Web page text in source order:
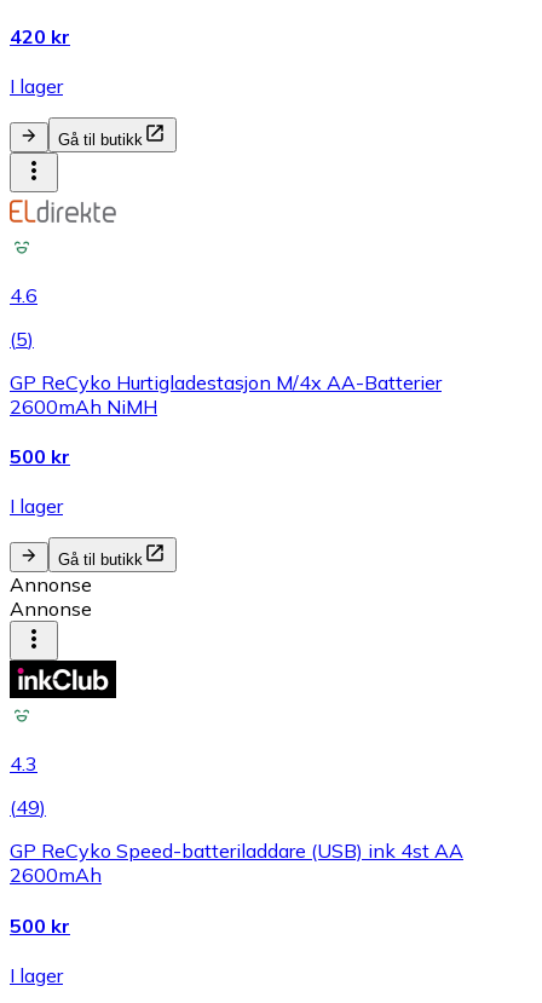
420 kr
I lager
Gå til butikk
4.6
(5)
GP ReCyko Hurtigladestasjon M/4x AA-Batterier
2600mAh NiMH
500 kr
I lager
Gå til butikk
Annonse
Annonse
4.3
(49)
GP ReCyko Speed-batteriladdare (USB) ink 4st AA
2600mAh
500 kr
I lager